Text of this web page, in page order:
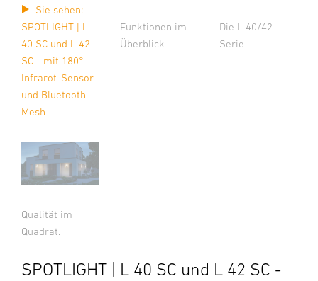
Sie sehen:
SPOTLIGHT | L
40 SC und L 42
SC - mit 180°
Infrarot-Sensor
und Bluetooth-
Mesh
Funktionen im
Überblick
Die L 40/42
Serie
Qualität im
Quadrat.
SPOTLIGHT | L 40 SC und L 42 SC -